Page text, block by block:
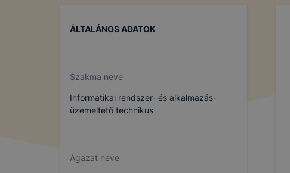
ÁLTALÁNOS ADATOK
Szakma neve
Informatikai rendszer- és alkalmazás-
üzemeltető technikus
Ágazat neve